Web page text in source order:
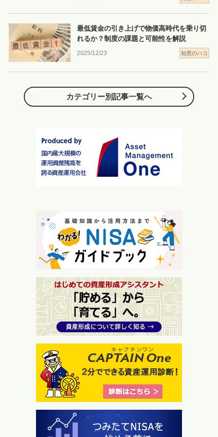
2025/12/23 知恵のハコ
最低賃金の引き上げで物価高時代を乗り切
れるか？制度の課題と可能性を解説
カテゴリー別記事一覧へ